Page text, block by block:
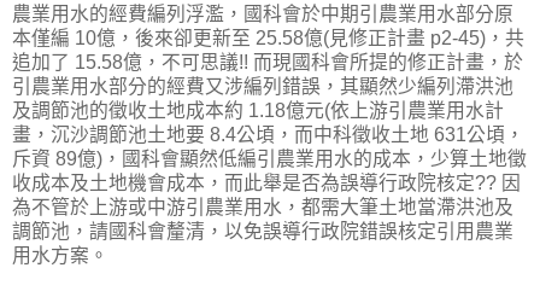
農業用水的經費編列浮濫，國科會於中期引農業用水部分原
本僅編 10億，後來卻更新至 25.58億(見修正計畫 p2-45)，共
追加了 15.58億，不可思議!! 而現國科會所提的修正計畫，於
引農業用水部分的經費又涉編列錯誤，其顯然少編列滯洪池
及調節池的徵收土地成本約 1.18億元(依上游引農業用水計
畫，沉沙調節池土地要 8.4公頃，而中科徵收土地 631公頃，
斥資 89億)，國科會顯然低編引農業用水的成本，少算土地徵
收成本及土地機會成本，而此舉是否為誤導行政院核定?? 因
為不管於上游或中游引農業用水，都需大筆土地當滯洪池及
調節池，請國科會釐清，以免誤導行政院錯誤核定引用農業
用水方案。